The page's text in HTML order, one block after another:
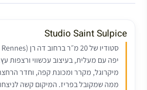
Studio Saint Sulpice
יפה עם מעלית, בעיצוב עכשווי ורצפות
מיקרוגל, מקרר ומכונת קפה, וחדר
ממה שמקובל בפריז. המיקום קשה